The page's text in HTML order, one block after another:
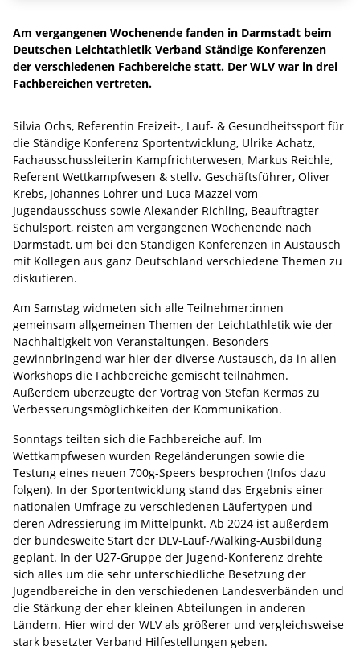
Am vergangenen Wochenende fanden in Darmstadt beim
Deutschen Leichtathletik Verband Ständige Konferenzen
der verschiedenen Fachbereiche statt. Der WLV war in drei
Fachbereichen vertreten.
Silvia Ochs, Referentin Freizeit-, Lauf- & Gesundheitssport für
die Ständige Konferenz Sportentwicklung, Ulrike Achatz,
Fachausschussleiterin Kampfrichterwesen, Markus Reichle,
Referent Wettkampfwesen & stellv. Geschäftsführer, Oliver
Krebs, Johannes Lohrer und Luca Mazzei vom
Jugendausschuss sowie Alexander Richling, Beauftragter
Schulsport, reisten am vergangenen Wochenende nach
Darmstadt, um bei den Ständigen Konferenzen in Austausch
mit Kollegen aus ganz Deutschland verschiedene Themen zu
diskutieren.
Am Samstag widmeten sich alle Teilnehmer:innen
gemeinsam allgemeinen Themen der Leichtathletik wie der
Nachhaltigkeit von Veranstaltungen. Besonders
gewinnbringend war hier der diverse Austausch, da in allen
Workshops die Fachbereiche gemischt teilnahmen.
Außerdem überzeugte der Vortrag von Stefan Kermas zu
Verbesserungsmöglichkeiten der Kommunikation.
Sonntags teilten sich die Fachbereiche auf. Im
Wettkampfwesen wurden Regeländerungen sowie die
Testung eines neuen 700g-Speers besprochen (Infos dazu
folgen). In der Sportentwicklung stand das Ergebnis einer
nationalen Umfrage zu verschiedenen Läufertypen und
deren Adressierung im Mittelpunkt. Ab 2024 ist außerdem
der bundesweite Start der DLV-Lauf-/Walking-Ausbildung
geplant. In der U27-Gruppe der Jugend-Konferenz drehte
sich alles um die sehr unterschiedliche Besetzung der
Jugendbereiche in den verschiedenen Landesverbänden und
die Stärkung der eher kleinen Abteilungen in anderen
Ländern. Hier wird der WLV als größerer und vergleichsweise
stark besetzter Verband Hilfestellungen geben.